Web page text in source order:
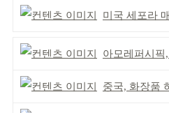
미국 세포라 매장
아모레퍼시픽,
중국, 화장품 허가